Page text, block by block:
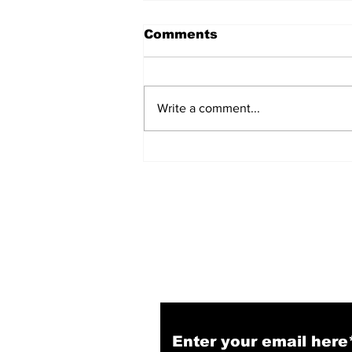
Comments
Write a comment...